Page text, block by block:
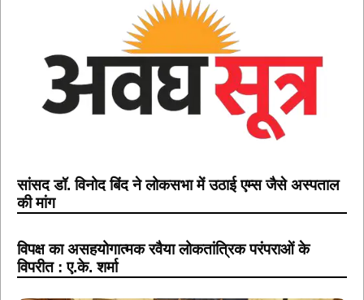
सांसद डॉ. विनोद बिंद ने लोकसभा में उठाई एम्स जैसे अस्पताल
की मांग
विपक्ष का असहयोगात्मक रवैया लोकतांत्रिक परंपराओं के
विपरीत : ए.के. शर्मा